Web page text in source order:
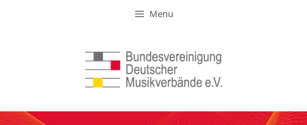
Menu